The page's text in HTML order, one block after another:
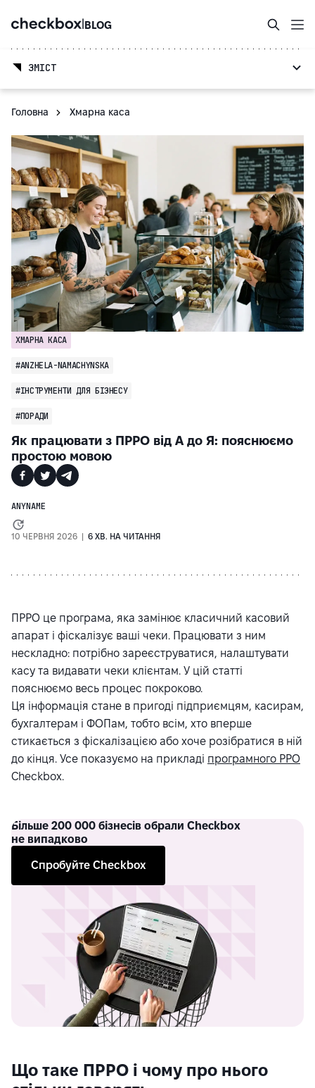
|BLOG
ЗМІСТ
Головна Хмарна каса
ХМАРНА КАСА
#ANZHELA-NAMACHYNSKA
#ІНСТРУМЕНТИ ДЛЯ БІЗНЕСУ
#ПОРАДИ
Як працювати з ПРРО від А до Я: пояснюємо
простою мовою
ANYNAME
10 ЧЕРВНЯ 2026 | 6 ХВ. НА ЧИТАННЯ
ПРРО це програма, яка замінює класичний касовий
апарат і фіскалізує ваші чеки. Працювати з ним
нескладно: потрібно зареєструватися, налаштувати
касу та видавати чеки клієнтам. У цій статті
пояснюємо весь процес покроково.
Ця інформація стане в пригоді підприємцям, касирам,
бухгалтерам і ФОПам, тобто всім, хто вперше
стикається з фіскалізацією або хоче розібратися в ній
до кінця. Усе показуємо на прикладі програмного РРО
Checkbox.
Більше 200 000 бізнесів обрали Checkbox
не випадково
Спробуйте Checkbox
Що таке ПРРО і чому про нього